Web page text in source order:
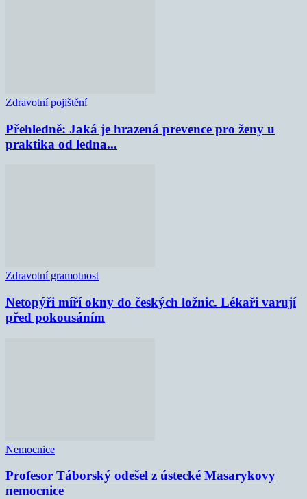
Zdravotní pojištění
Přehledně: Jaká je hrazená prevence pro ženy u
praktika od ledna...
Zdravotní gramotnost
Netopýři míří okny do českých ložnic. Lékaři varují
před pokousáním
Nemocnice
Profesor Táborský odešel z ústecké Masarykovy
nemocnice